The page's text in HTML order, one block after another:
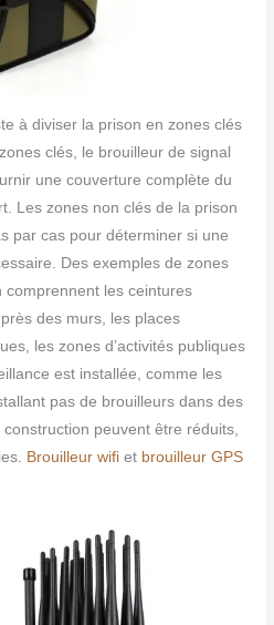
à diviser la prison en zones clés
clés, le brouilleur de signal
une couverture complète du
Les zones non clés de la prison
par cas pour déterminer si une
Des exemples de zones
comprennent les ceintures
des murs, les places
les zones d’activités publiques
est installée, comme les
pas de brouilleurs dans des
peuvent être réduits,
Brouilleur wifi et brouilleur GPS